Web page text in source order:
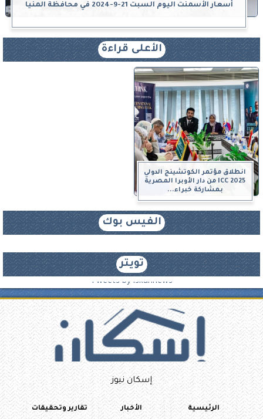
أسعار الأسمنت اليوم السبت 21-9-2024 في محافظة المنيا
الأعلى قراءة
انطلاق مؤتمر الكوتشينج الدولي
ICC 2025 من دار الأوبرا المصرية
بمشاركة خبراء...
الفيس بوك
تويتر
Tweets by iskannews
إسكان نيوز
الرئيسية الأخبار تقارير وتحقيقات